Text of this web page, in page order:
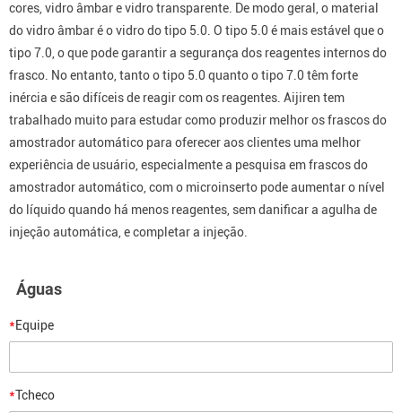
cores, vidro âmbar e vidro transparente. De modo geral, o material
do vidro âmbar é o vidro do tipo 5.0. O tipo 5.0 é mais estável que o
tipo 7.0, o que pode garantir a segurança dos reagentes internos do
frasco. No entanto, tanto o tipo 5.0 quanto o tipo 7.0 têm forte
inércia e são difíceis de reagir com os reagentes. Aijiren tem
trabalhado muito para estudar como produzir melhor os frascos do
amostrador automático para oferecer aos clientes uma melhor
experiência de usuário, especialmente a pesquisa em frascos do
amostrador automático, com o microinserto pode aumentar o nível
do líquido quando há menos reagentes, sem danificar a agulha de
injeção automática, e completar a injeção.
Águas
*Equipe
*Tcheco